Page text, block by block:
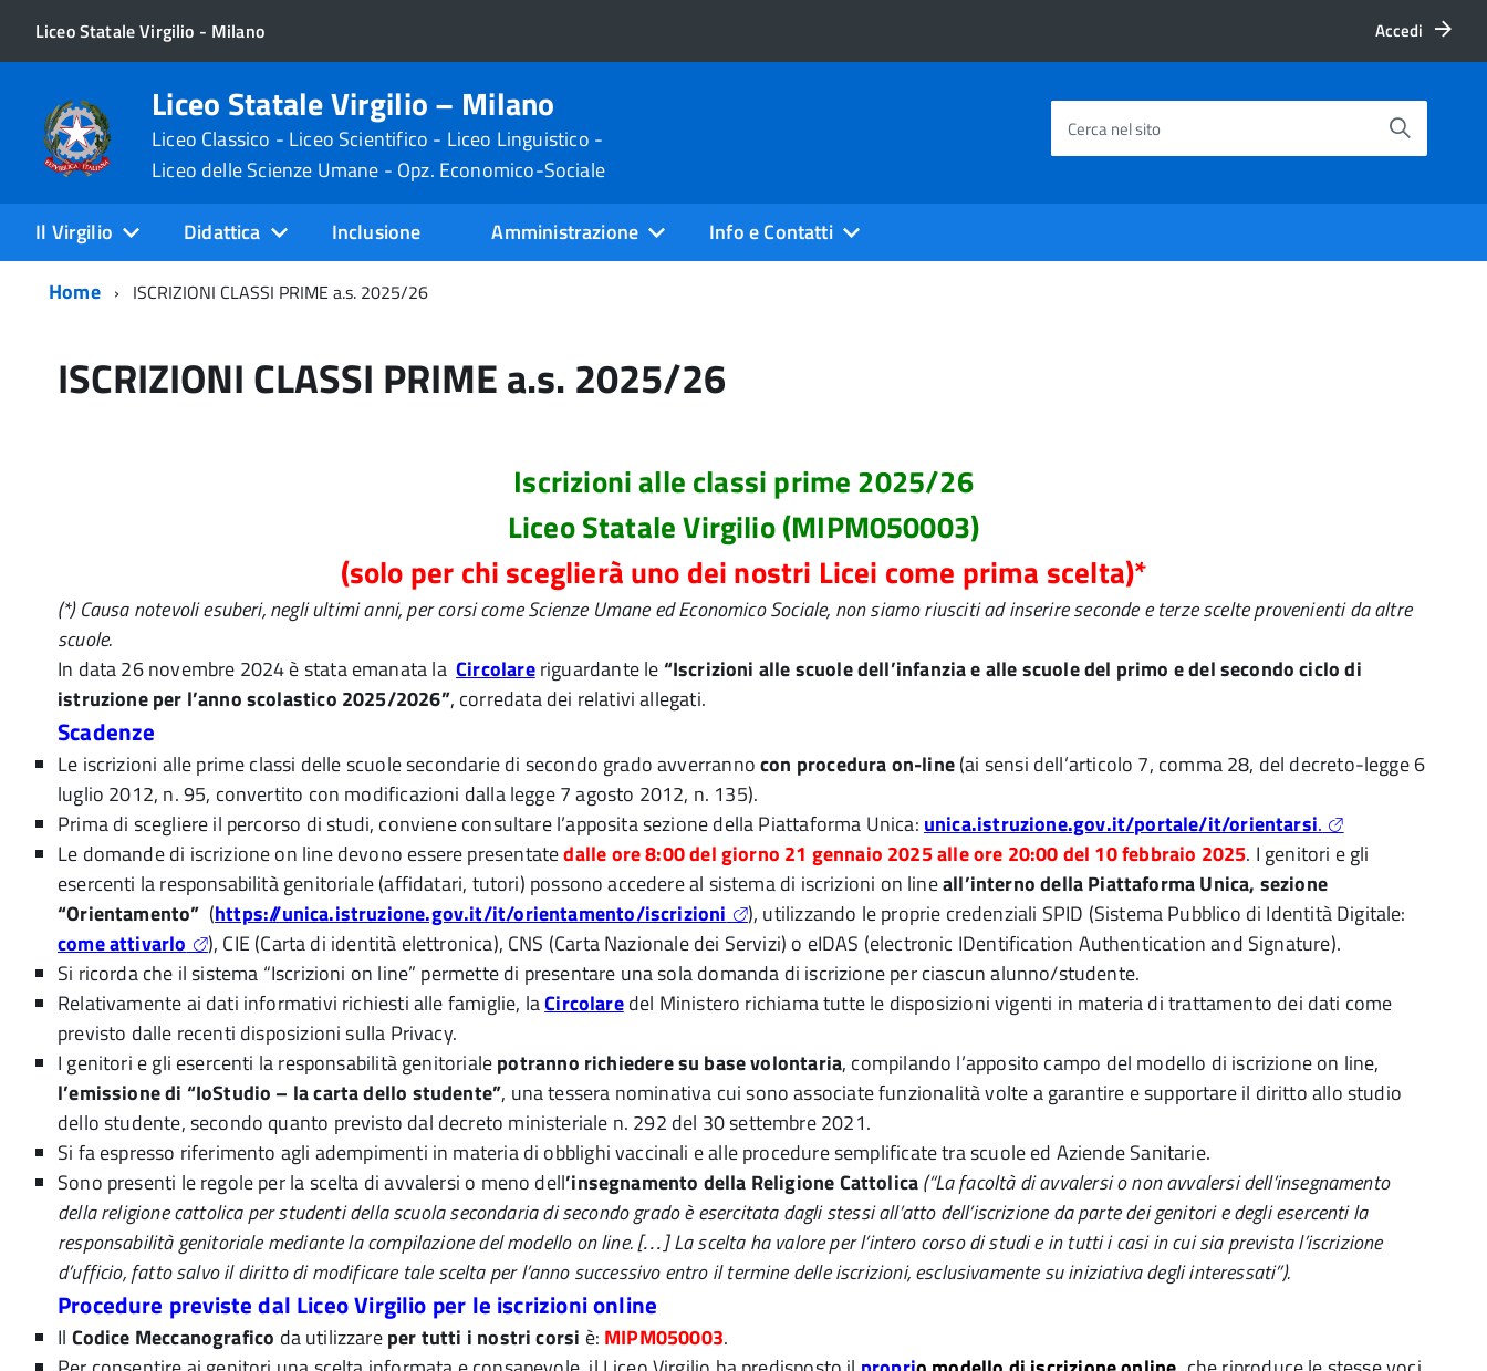
Liceo Statale Virgilio - Milano Accedi
Liceo Statale Virgilio – Milano
Liceo Classico - Liceo Scientifico - Liceo Linguistico -
Liceo delle Scienze Umane - Opz. Economico-Sociale
Cerca nel sito
Il Virgilio Didattica Inclusione Amministrazione
Info e Contatti
Home
ISCRIZIONI CLASSI PRIME a.s. 2025/26
ISCRIZIONI CLASSI PRIME a.s. 2025/26
Iscrizioni alle classi prime 2025/26
Liceo Statale Virgilio (MIPM050003)
(solo per chi sceglierà uno dei nostri Licei come prima scelta)*
(*) Causa notevoli esuberi, negli ultimi anni, per corsi come Scienze Umane ed Economico Sociale, non siamo riusciti ad inserire seconde e terze scelte provenienti da altre
scuole.
In data 26 novembre 2024 è stata emanata laCircolareriguardante le“Iscrizioni alle scuole dell’infanzia e alle scuole del primo e del secondo ciclo di
istruzione per l’anno scolastico 2025/2026”, corredata dei relativi allegati.
Scadenze
Le iscrizioni alle prime classi delle scuole secondarie di secondo grado avverrannocon proceduraon-line(ai sensi dell’articolo 7, comma 28, del decreto-legge 6
luglio 2012, n. 95, convertito con modificazioni dalla legge 7 agosto 2012, n. 135).
Prima di scegliere il percorso di studi, conviene consultare l’apposita sezione della Piattaforma Unica: unica.istruzione.gov.it/portale/it/orientarsi.
Le domande di iscrizione on line devono essere presentatedalle ore 8:00 del giorno 21 gennaio 2025 alle ore 20:00 del 10 febbraio 2025. I genitori e gli
esercenti la responsabilità genitoriale (affidatari, tutori) possono accedere al sistema di iscrizioni on lineall’interno della Piattaforma Unica, sezione
“Orientamento” (https://unica.istruzione.gov.it/it/orientamento/iscrizioni
), utilizzando le proprie credenziali SPID (Sistema Pubblico di Identità Digitale:
come attivarlo
), CIE (Carta di identità elettronica), CNS (Carta Nazionale dei Servizi) o eIDAS (electronic IDentification Authentication and Signature).
Si ricorda che il sistema “Iscrizioni on line” permette di presentare una sola domanda di iscrizione per ciascun alunno/studente.
Relativamente ai dati informativi richiesti alle famiglie, laCircolaredel Ministero richiama tutte le disposizioni vigenti in materia di trattamento dei dati come
previsto dalle recenti disposizioni sulla Privacy.
I genitori e gli esercenti la responsabilità genitorialepotranno richiedere su base volontaria, compilando l’apposito campo del modello di iscrizione on line,
l’emissione di “IoStudio – la carta dello studente”, una tessera nominativa cui sono associate funzionalità volte a garantire e supportare il diritto allo studio
dello studente, secondo quanto previsto dal decreto ministeriale n. 292 del 30 settembre 2021.
Si fa espresso riferimento agli adempimenti in materia di obblighi vaccinali e alle procedure semplificate tra scuole ed Aziende Sanitarie.
Sono presenti le regole per la scelta di avvalersi o meno dell’insegnamento della Religione Cattolica(“La facoltà di avvalersi o non avvalersi dell’insegnamento
della religione cattolica per studenti della scuola secondaria di secondo grado è esercitata dagli stessi all’atto dell’iscrizione da parte dei genitori e degli esercenti la
responsabilità genitoriale mediante la compilazione del modello on line. […] La scelta ha valore per l’intero corso di studi e in tutti i casi in cui sia prevista l’iscrizione
d’ufficio, fatto salvo il diritto di modificare tale scelta per l’anno successivo entro il termine delle iscrizioni, esclusivamente su iniziativa degli interessati”).
Procedure previste dal Liceo Virgilio per le iscrizioni online
Il Codice Meccanografico da utilizzareper tutti i nostri corsi è: MIPM050003.